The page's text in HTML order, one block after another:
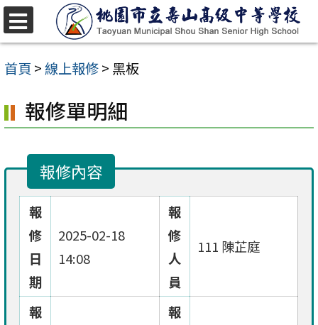
跳
至
主
內
容
首頁 >線上報修> 黑板
報修單明細
報修內容
報
修
日
期
2025-02-18
14:08
報
修
人
員
111 陳芷庭
報
報
選
單